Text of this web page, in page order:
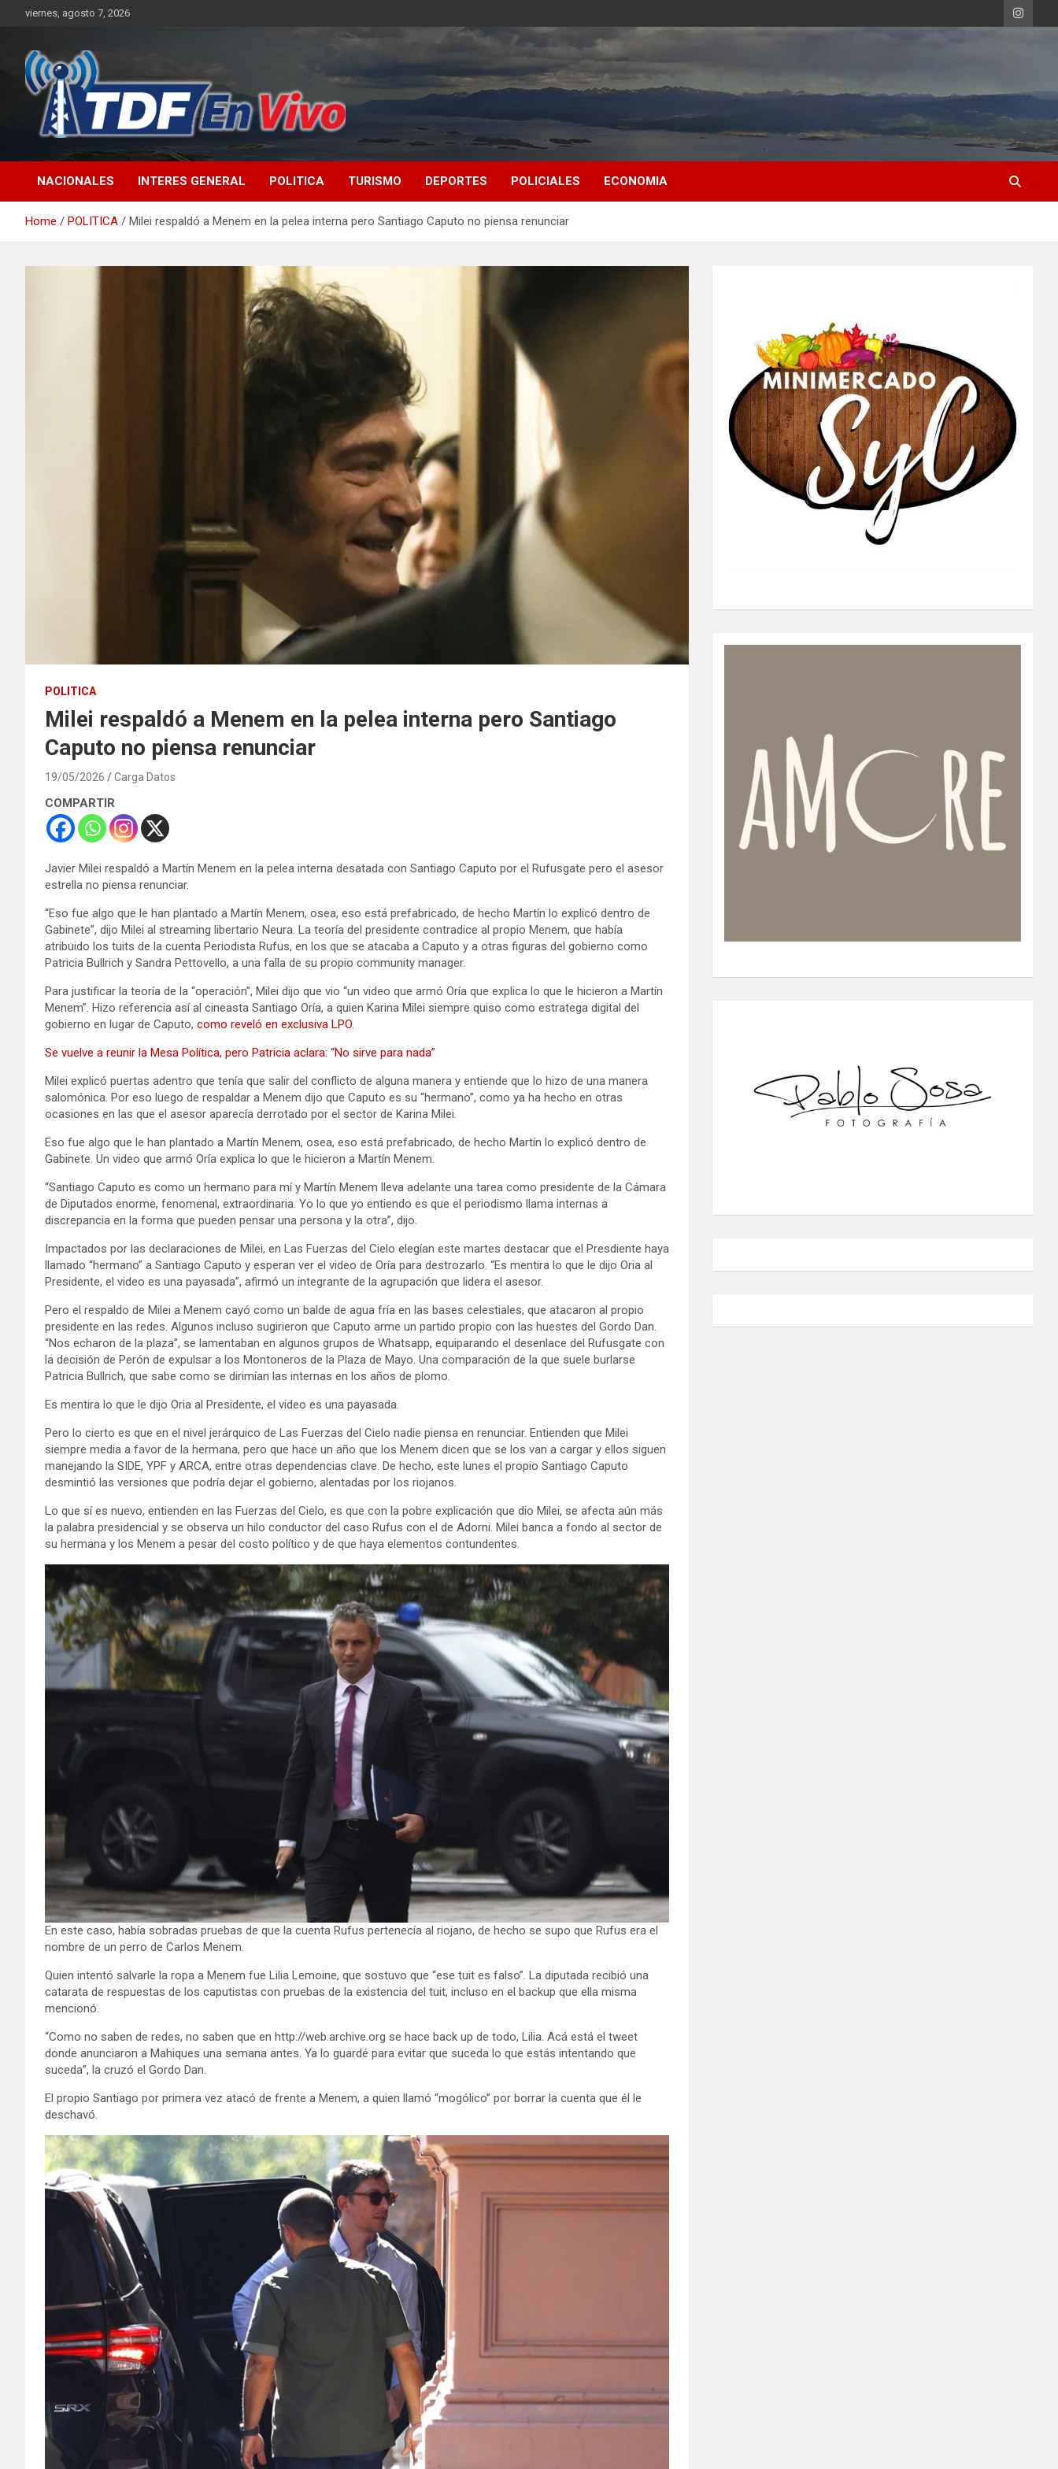
viernes, agosto 7, 2026
NACIONALES INTERES GENERAL POLITICA TURISMO DEPORTES POLICIALES ECONOMIA
Home POLITICA Milei respaldó a Menem en la pelea interna pero Santiago Caputo no piensa renunciar
POLITICA
Milei respaldó a Menem en la pelea interna pero Santiago
Caputo no piensa renunciar
19/05/2026 Carga Datos
COMPARTIR
Javier Milei respaldó a Martín Menem en la pelea interna desatada con Santiago Caputo por el Rufusgate pero el asesor
estrella no piensa renunciar.
“Eso fue algo que le han plantado a Martín Menem, osea, eso está prefabricado, de hecho Martín lo explicó dentro de
Gabinete”, dijo Milei al streaming libertario Neura. La teoría del presidente contradice al propio Menem, que había
atribuido los tuits de la cuenta Periodista Rufus, en los que se atacaba a Caputo y a otras figuras del gobierno como
Patricia Bullrich y Sandra Pettovello, a una falla de su propio community manager.
Para justificar la teoría de la “operación”, Milei dijo que vio “un video que armó Oría que explica lo que le hicieron a Martín
Menem”. Hizo referencia así al cineasta Santiago Oría, a quien Karina Milei siempre quiso como estratega digital del
gobierno en lugar de Caputo, como reveló en exclusiva LPO.
Se vuelve a reunir la Mesa Política, pero Patricia aclara: “No sirve para nada”
Milei explicó puertas adentro que tenía que salir del conflicto de alguna manera y entiende que lo hizo de una manera
salomónica. Por eso luego de respaldar a Menem dijo que Caputo es su “hermano”, como ya ha hecho en otras
ocasiones en las que el asesor aparecía derrotado por el sector de Karina Milei.
Eso fue algo que le han plantado a Martín Menem, osea, eso está prefabricado, de hecho Martín lo explicó dentro de
Gabinete. Un video que armó Oría explica lo que le hicieron a Martín Menem.
“Santiago Caputo es como un hermano para mí y Martín Menem lleva adelante una tarea como presidente de la Cámara
de Diputados enorme, fenomenal, extraordinaria. Yo lo que yo entiendo es que el periodismo llama internas a
discrepancia en la forma que pueden pensar una persona y la otra”, dijo.
Impactados por las declaraciones de Milei, en Las Fuerzas del Cielo elegían este martes destacar que el Presdiente haya
llamado “hermano” a Santiago Caputo y esperan ver el video de Oría para destrozarlo. “Es mentira lo que le dijo Oria al
Presidente, el video es una payasada”, afirmó un integrante de la agrupación que lidera el asesor.
Pero el respaldo de Milei a Menem cayó como un balde de agua fría en las bases celestiales, que atacaron al propio
presidente en las redes. Algunos incluso sugirieron que Caputo arme un partido propio con las huestes del Gordo Dan.
“Nos echaron de la plaza”, se lamentaban en algunos grupos de Whatsapp, equiparando el desenlace del Rufusgate con
la decisión de Perón de expulsar a los Montoneros de la Plaza de Mayo. Una comparación de la que suele burlarse
Patricia Bullrich, que sabe como se dirimían las internas en los años de plomo.
Es mentira lo que le dijo Oria al Presidente, el video es una payasada.
Pero lo cierto es que en el nivel jerárquico de Las Fuerzas del Cielo nadie piensa en renunciar. Entienden que Milei
siempre media a favor de la hermana, pero que hace un año que los Menem dicen que se los van a cargar y ellos siguen
manejando la SIDE, YPF y ARCA, entre otras dependencias clave. De hecho, este lunes el propio Santiago Caputo
desmintió las versiones que podría dejar el gobierno, alentadas por los riojanos.
Lo que sí es nuevo, entienden en las Fuerzas del Cielo, es que con la pobre explicación que dio Milei, se afecta aún más
la palabra presidencial y se observa un hilo conductor del caso Rufus con el de Adorni. Milei banca a fondo al sector de
su hermana y los Menem a pesar del costo político y de que haya elementos contundentes.
En este caso, había sobradas pruebas de que la cuenta Rufus pertenecía al riojano, de hecho se supo que Rufus era el
nombre de un perro de Carlos Menem.
Quien intentó salvarle la ropa a Menem fue Lilia Lemoine, que sostuvo que “ese tuit es falso”. La diputada recibió una
catarata de respuestas de los caputistas con pruebas de la existencia del tuit, incluso en el backup que ella misma
mencionó.
“Como no saben de redes, no saben que en http://web.archive.org se hace back up de todo, Lilia. Acá está el tweet
donde anunciaron a Mahiques una semana antes. Ya lo guardé para evitar que suceda lo que estás intentando que
suceda”, la cruzó el Gordo Dan.
El propio Santiago por primera vez atacó de frente a Menem, a quien llamó “mogólico” por borrar la cuenta que él le
deschavó.